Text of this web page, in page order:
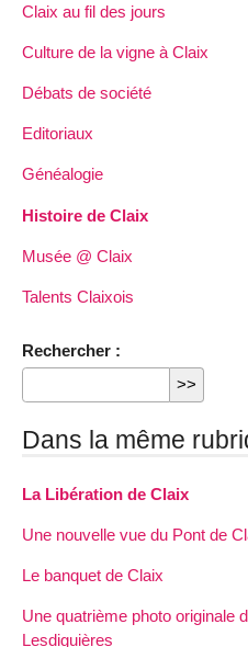
Claix au fil des jours
Culture de la vigne à Claix
Débats de société
Editoriaux
Généalogie
Histoire de Claix
Musée @ Claix
Talents Claixois
Rechercher :
Dans la même
La Libération de Claix
Une nouvelle vue du Pont de
Le banquet de Claix
Une quatrième photo originale
Lesdiguières